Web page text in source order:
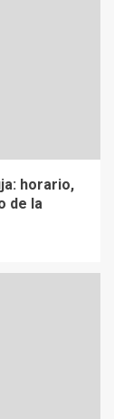
horario,
de la